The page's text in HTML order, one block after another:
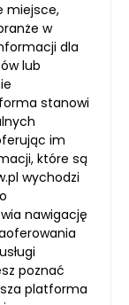
miejsce,
w
dla
lub
stanowi
im
które są
wychodzi
nawigację
poznać
platforma